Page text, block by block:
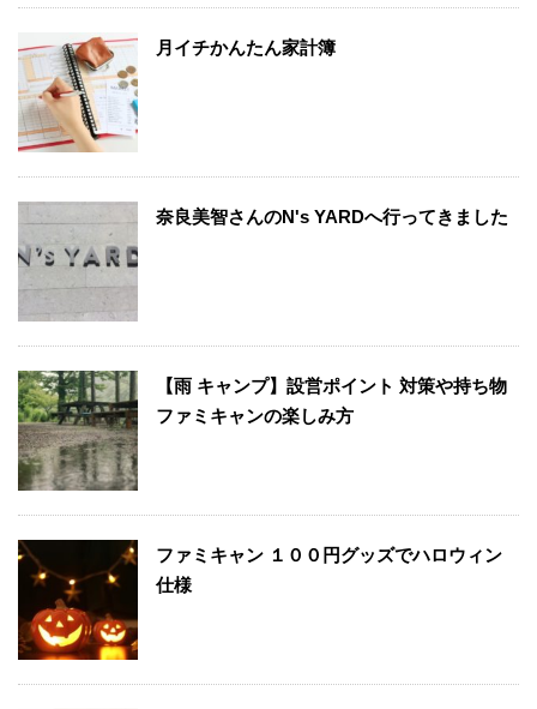
月イチかんたん家計簿
奈良美智さんのN's YARDへ行ってきました
【雨 キャンプ】設営ポイント 対策や持ち物
ファミキャンの楽しみ方
ファミキャン １００円グッズでハロウィン
仕様